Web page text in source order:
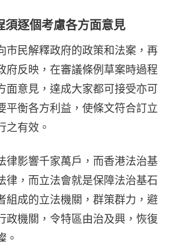
須逐個考慮各方面意見
市民解釋政府的政策和法案，再
府反映，在審議條例草案時過程
面意見，達成大家都可接受亦可
平衡各方利益，使條文符合訂立
之有效。
律影響千家萬戶，而香港法治基
律，而立法會就是保障法治基石
組成的立法機關，群策群力，避
政機關，令特區由治及興，恢復
。